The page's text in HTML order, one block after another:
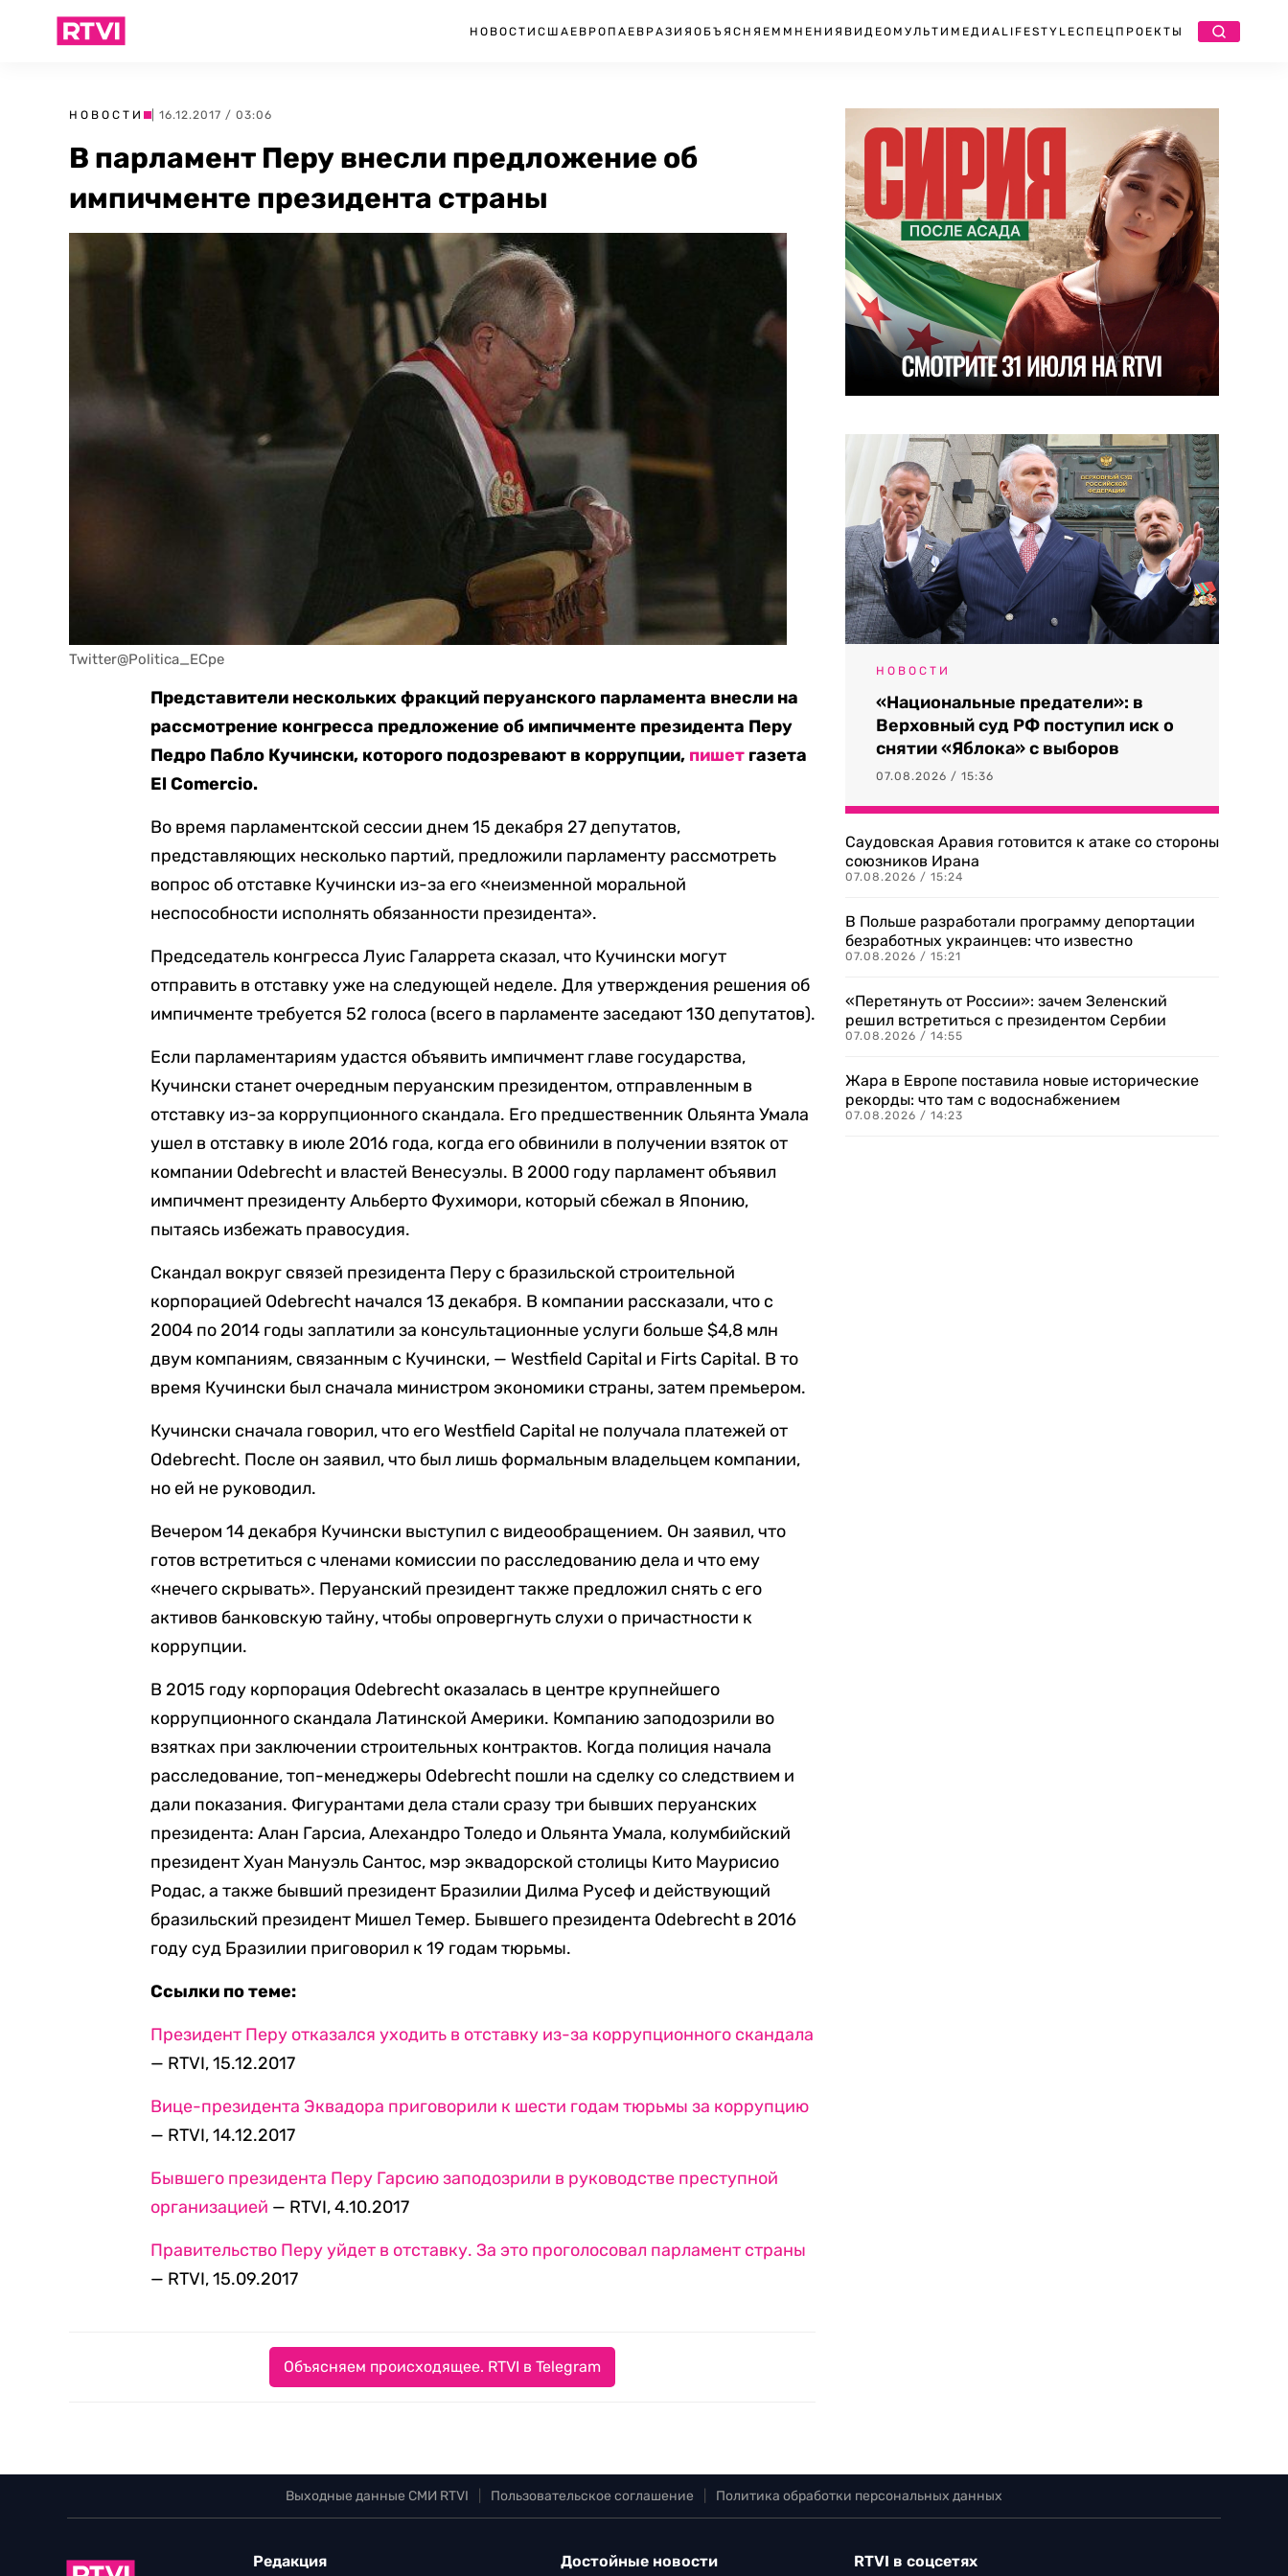
НОВОСТИ США ЕВРОПА ЕВРАЗИЯ ОБЪЯСНЯЕМ МНЕНИЯ ВИДЕО МУЛЬТИМЕДИА LIFESTYLEСПЕЦПРОЕКТЫ
НОВОСТИ | 16.12.2017 / 03:06
В парламент Перу внесли предложение об
импичменте президента страны
Twitter@Politica_ECpe
Представители нескольких фракций перуанского парламента внесли на
рассмотрение конгресса предложение об импичменте президента Перу
Педро Пабло Кучински, которого подозревают в коррупции, пишет газета
El Comercio.
Во время парламентской сессии днем 15 декабря 27 депутатов,
представляющих несколько партий, предложили парламенту рассмотреть
вопрос об отставке Кучински из-за его «неизменной моральной
неспособности исполнять обязанности президента».
Председатель конгресса Луис Галаррета сказал, что Кучински могут
отправить в отставку уже на следующей неделе. Для утверждения решения об
импичменте требуется 52 голоса (всего в парламенте заседают 130 депутатов).
Если парламентариям удастся объявить импичмент главе государства,
Кучински станет очередным перуанским президентом, отправленным в
отставку из-за коррупционного скандала. Его предшественник Ольянта Умала
ушел в отставку в июле 2016 года, когда его обвинили в получении взяток от
компании Odebrecht и властей Венесуэлы. В 2000 году парламент объявил
импичмент президенту Альберто Фухимори, который сбежал в Японию,
пытаясь избежать правосудия.
Скандал вокруг связей президента Перу с бразильской строительной
корпорацией Odebrecht начался 13 декабря. В компании рассказали, что с
2004 по 2014 годы заплатили за консультационные услуги больше $4,8 млн
двум компаниям, связанным с Кучински, — Westfield Capital и Firts Capital. В то
время Кучински был сначала министром экономики страны, затем премьером.
Кучински сначала говорил, что его Westfield Capital не получала платежей от
Odebrecht. После он заявил, что был лишь формальным владельцем компании,
но ей не руководил.
Вечером 14 декабря Кучински выступил с видеообращением. Он заявил, что
готов встретиться с членами комиссии по расследованию дела и что ему
«нечего скрывать». Перуанский президент также предложил снять с его
активов банковскую тайну, чтобы опровергнуть слухи о причастности к
коррупции.
В 2015 году корпорация Odebrecht оказалась в центре крупнейшего
коррупционного скандала Латинской Америки. Компанию заподозрили во
взятках при заключении строительных контрактов. Когда полиция начала
расследование, топ-менеджеры Odebrecht пошли на сделку со следствием и
дали показания. Фигурантами дела стали сразу три бывших перуанских
президента: Алан Гарсиа, Алехандро Толедо и Ольянта Умала, колумбийский
президент Хуан Мануэль Сантос, мэр эквадорской столицы Кито Маурисио
Родас, а также бывший президент Бразилии Дилма Русеф и действующий
бразильский президент Мишел Темер. Бывшего президента Odebrecht в 2016
году суд Бразилии приговорил к 19 годам тюрьмы.
Ссылки по теме:
Президент Перу отказался уходить в отставку из-за коррупционного скандала
— RTVI, 15.12.2017
Вице-президента Эквадора приговорили к шести годам тюрьмы за коррупцию
— RTVI, 14.12.2017
Бывшего президента Перу Гарсию заподозрили в руководстве преступной
организацией — RTVI, 4.10.2017
Правительство Перу уйдет в отставку. За это проголосовал парламент страны
— RTVI, 15.09.2017
Объясняем происходящее. RTVI в Telegram
НОВОСТИ
«Национальные предатели»: в
Верховный суд РФ поступил иск о
снятии «Яблока» с выборов
07.08.2026 / 15:36
Саудовская Аравия готовится к атаке со стороны
союзников Ирана
07.08.2026 / 15:24
В Польше разработали программу депортации
безработных украинцев: что известно
07.08.2026 / 15:21
«Перетянуть от России»: зачем Зеленский
решил встретиться с президентом Сербии
07.08.2026 / 14:55
Жара в Европе поставила новые исторические
рекорды: что там с водоснабжением
07.08.2026 / 14:23
Выходные данные СМИ RTVI Пользовательское соглашение Политика обработки персональных данных
Редакция Достойные новости RTVI в соцсетях